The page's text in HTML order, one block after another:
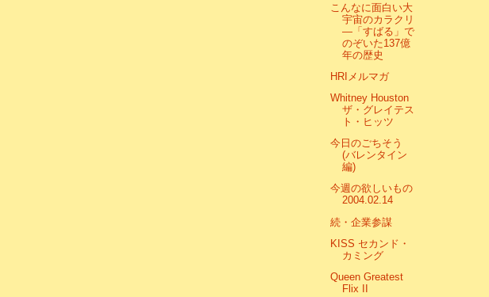
こんなに面白い大
宇宙のカラクリ
―「すばる」で
のぞいた137億
年の歴史
HRIメルマガ
Whitney Houston
ザ・グレイテス
ト・ヒッツ
今日のごちそう
(バレンタイン
編)
今週の欲しいもの
2004.02.14
続・企業参謀
KISS セカンド・
カミング
Queen Greatest
Flix II